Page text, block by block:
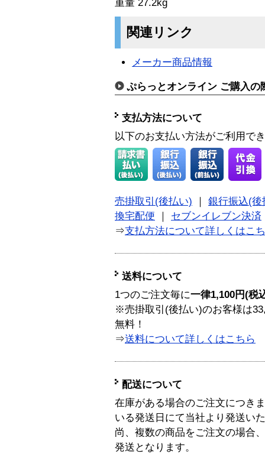
重量 27.2kg
関連リンク
メーカー商品情報
ぷらっとオンライン ご購入の
支払方法について
以下のお支払い方法がご利用で
売掛取引(後払い)
銀行振込(後
換宅配便
セブンイレブン決済
⇒支払方法について詳しくはこ
送料について
1つのご注文毎に一律1,100円(税
※売掛取引(後払い)のお客様は
無料！
⇒送料について詳しくはこちら
配送について
在庫がある場合のご注文につき
いる発送日にて当社より発送い
尚、複数の商品をご注文の場合
発送となります。